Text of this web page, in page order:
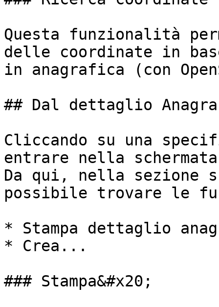
Questa funzionalità
delle coordinate in
in anagrafica (con
## Dal dettaglio
Cliccando su una
entrare nella
Da qui, nella sezione
possibile trovare le
* Stampa dettaglio
* Crea...
### Stampa&#x20;